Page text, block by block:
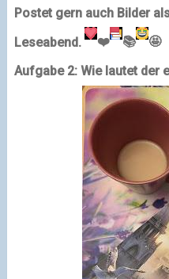
Postet gern auch Bilder
Leseabend.
❤️ 📚
🤩
Aufgabe 2: Wie lautet der